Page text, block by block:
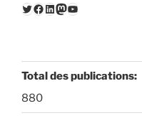
Twitter
Facebook
LinkedIn
Mastodon
YouTube
Total des publications:
880